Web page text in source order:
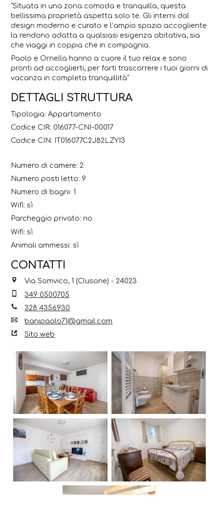
“Situata in una zona comoda e tranquilla, questa
bellissima proprietà aspetta solo te. Gli interni dal
design moderno e curato e l’ampio spazio accogliente
la rendono adatta a qualsiasi esigenza abitativa, sia
che viaggi in coppia che in compagnia.
Paolo e Ornella hanno a cuore il tuo relax e sono
pronti ad accoglierti, per farti trascorrere i tuoi giorni di
vacanza in completa tranquillità”
DETTAGLI STRUTTURA
Tipologia: Appartamento
Codice CIR: 016077-CNI-00017
Codice CIN: IT016077C2J82LZYI3
Numero di camere: 2
Numero posti letto: 9
Numero di bagni: 1
Wifi: sì
Parcheggio privato: no
Wifi: sì
Animali ammessi: sì
CONTATTI
Via Somvico, 1 (Clusone) - 24023
349 0500705
328 4356930
banipaolo71@gmail.com
Sito web